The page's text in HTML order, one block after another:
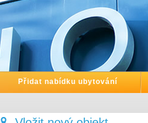
Přidat nabídku ubytování